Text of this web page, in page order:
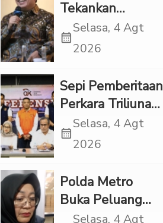
Tekankan
Pentingnya
Inovasi
di “Indonesian
Brain Forum
2026 UPN
Veteran Jakarta”
calendar_month
Selasa, 4 Agt
2026
Sepi Pemberitaan
Perkara Triliunan
Rupiah Investree,
Ternyata Sudah
calendar_month
Selasa, 4 Agt
2026
Polda Metro
Buka Peluang
Periksa YouTuber
Selasa, 4 Agt